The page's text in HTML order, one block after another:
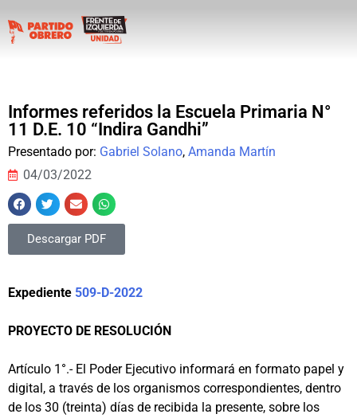
Informes referidos la Escuela Primaria N°
11 D.E. 10 “Indira Gandhi”
Presentado por: Gabriel Solano, Amanda Martín
04/03/2022
Descargar PDF
Expediente 509-D-2022
PROYECTO DE RESOLUCIÓN
Artículo 1°.- El Poder Ejecutivo informará en formato papel y
digital, a través de los organismos correspondientes, dentro
de los 30 (treinta) días de recibida la presente, sobre los